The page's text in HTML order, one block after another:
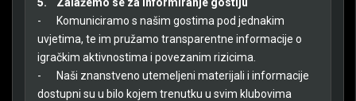
-
Komuniciramo s našim gostima pod jednakim
uvjetima, te im pružamo transparentne informacije o
igračkim aktivnostima i povezanim rizicima.
-
Naši znanstveno utemeljeni materijali i informacije
dostupni su u bilo kojem trenutku u svim klubovima